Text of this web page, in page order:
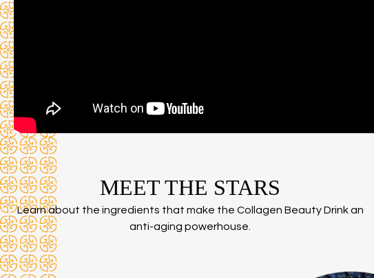
MEET THE STARS
Learn about the ingredients that make the Collagen Beauty Drink an
anti-aging powerhouse.